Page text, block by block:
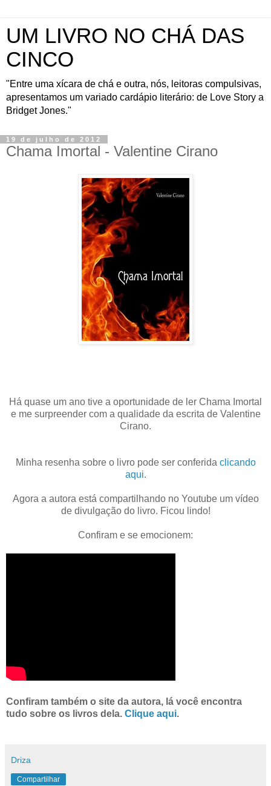
UM LIVRO NO CHÁ DAS
CINCO
"Entre uma xícara de chá e outra, nós, leitoras compulsivas,
apresentamos um variado cardápio literário: de Love Story a
Bridget Jones."
19 de julho de 2012
Chama Imortal - Valentine Cirano
Há quase um ano tive a oportunidade de ler Chama Imortal
e me surpreender com a qualidade da escrita de Valentine
Cirano.
Minha resenha sobre o livro pode ser conferida clicando
aqui.
Agora a autora está compartilhando no Youtube um vídeo
de divulgação do livro. Ficou lindo!
Confiram e se emocionem:
Confiram também o site da autora, lá você encontra
tudo sobre os livros dela. Clique aqui.
Driza
Compartilhar